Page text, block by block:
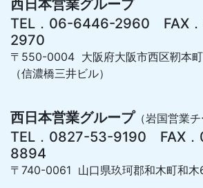
西日本営業グループ
TEL．06-6446-2960 FAX
2970
〒550-0004 大阪府大阪市西区靭本
（信濃橋三井ビル）
西日本営業グループ（岩国営業チ
TEL．0827-53-9190 FAX
8894
〒740-0061 山口県玖珂郡和木町和木